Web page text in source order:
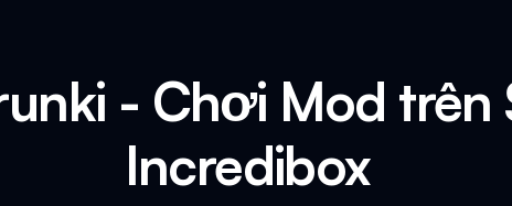
- Chơi Mod trên
Incredibox